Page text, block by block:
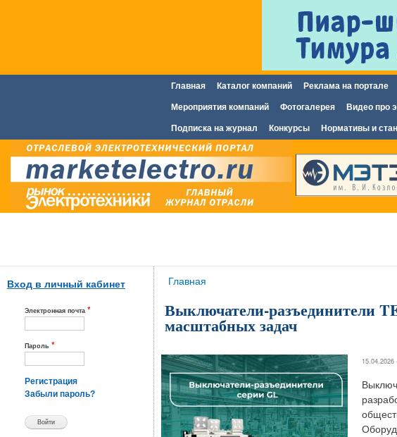
Главное меню
Главная Каталог компаний Реклама на портале
Мероприятия компаний Фотогалерея Видео про
Подписка на журнал Конкурсы Нормативы и
Вход в личный кабинет
Электронная почта *
Пароль *
Регистрация
Забыли пароль?
Вы здесь
Главная
Выключатели-разъединители
масштабных задач
15.04.2026